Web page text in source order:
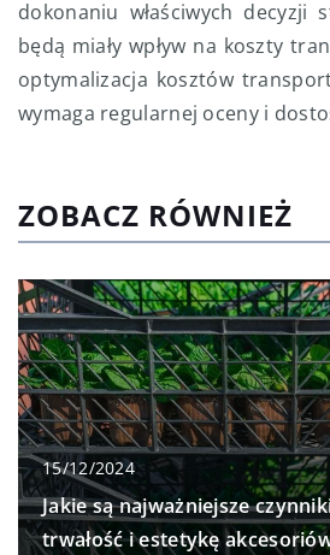
dokonaniu właściwych decyzji
będą miały wpływ na koszty
optymalizacja kosztów
wymaga regularnej oceny i
ZOBACZ RÓWNIEŻ
15/12/2024
Jakie są najważniejsze
trwałość i estetykę